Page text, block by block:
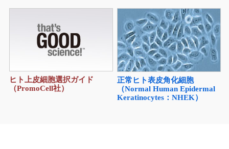
ヒト上皮細胞選択ガイド
（PromoCell社）
正常ヒト表皮角化細胞
（Normal Human Epidermal
Keratinocytes：NHEK）